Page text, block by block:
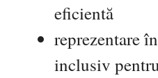
eficientă
reprezentare
inclusiv